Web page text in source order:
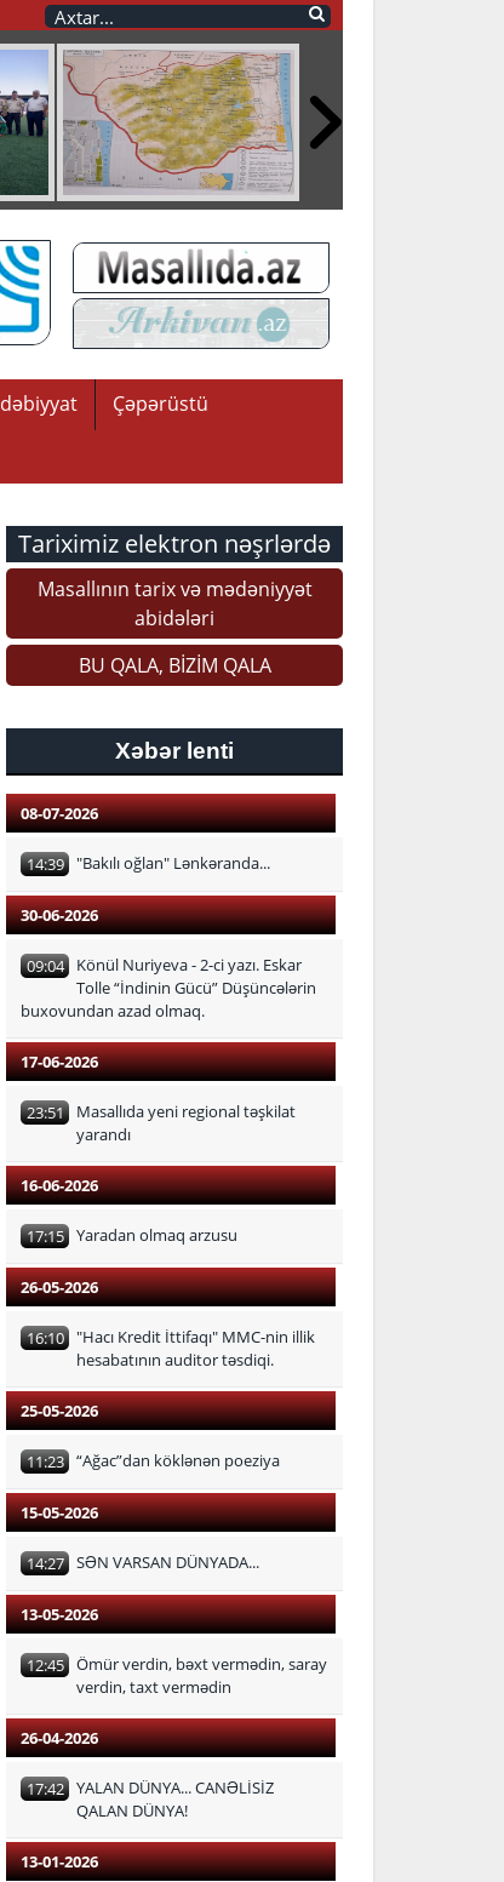
Çəpərüstü
Tariximiz elektron nəşrlərdə
Masallının tarix və mədəniyyət
abidələri
BU QALA, BİZİM QALA
Xəbər lenti
08-07-2026
14:39 "Bakılı oğlan" Lənkəranda...
30-06-2026
09:04
Könül Nuriyeva - 2-ci yazı. Eskar
Tolle “İndinin Gücü” Düşüncələrin
buxovundan azad olmaq.
17-06-2026
23:51
Masallıda yeni regional təşkilat
yarandı
16-06-2026
17:15 Yaradan olmaq arzusu
26-05-2026
16:10 "Hacı Kredit İttifaqı" MMC-nin illik
hesabatının auditor təsdiqi.
25-05-2026
11:23 “Ağac”dan köklənən poeziya
15-05-2026
14:27 SƏN VARSAN DÜNYADA...
13-05-2026
12:45 Ömür verdin, bəxt vermədin, saray
verdin, taxt vermədin
26-04-2026
17:42 YALAN DÜNYA... CANƏLİSİZ
QALAN DÜNYA!
13-01-2026